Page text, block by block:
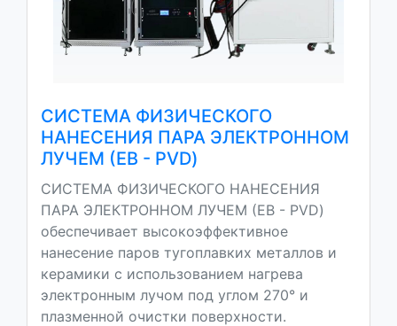
СИСТЕМА ФИЗИЧЕСКОГО
НАНЕСЕНИЯ ПАРА ЭЛЕКТРОННОМ
ЛУЧЕМ (EB - PVD)
СИСТЕМА ФИЗИЧЕСКОГО НАНЕСЕНИЯ
ПАРА ЭЛЕКТРОННОМ ЛУЧЕМ (EB - PVD)
обеспечивает высокоэффективное
нанесение паров тугоплавких металлов и
керамики с использованием нагрева
электронным лучом под углом 270° и
плазменной очистки поверхности.